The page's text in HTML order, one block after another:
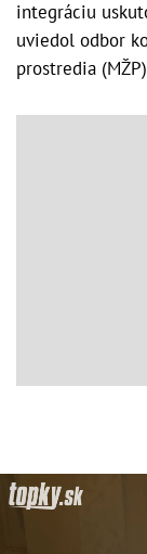
integráciu
uviedol odbor
prostredia